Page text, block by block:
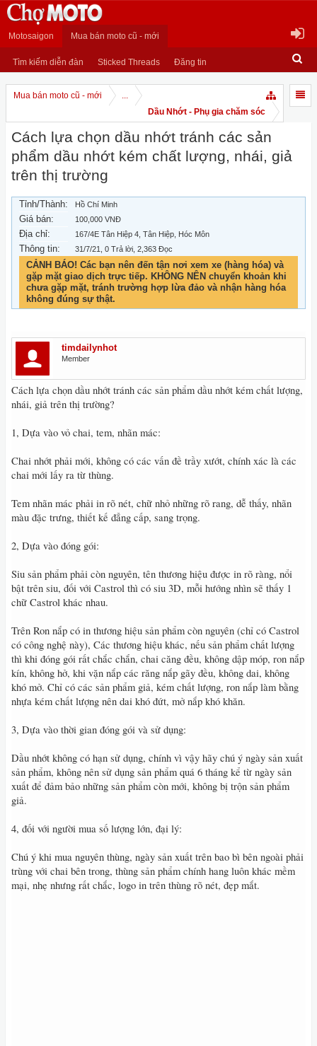
Motosaigon Mua bán moto cũ - mới
Tìm kiếm diễn đàn Sticked Threads Đăng tin
Mua bán moto cũ - mới
...
Dầu Nhớt - Phụ gia chăm sóc
Cách lựa chọn dầu nhớt tránh các sản
phẩm dầu nhớt kém chất lượng, nhái, giả
trên thị trường
Tỉnh/Thành: Hồ Chí Minh
Giá bán: 100,000 VNĐ
Địa chỉ: 167/4E Tân Hiệp 4, Tân Hiệp, Hóc Môn
Thông tin: 31/7/21 , 0 Trả lời, 2,363 Đọc
CẢNH BÁO! Các bạn nên đến tận nơi xem xe (hàng hóa) và
gặp mặt giao dịch trực tiếp. KHÔNG NÊN chuyển khoản khi
chưa gặp mặt, tránh trường hợp lừa đảo và nhận hàng hóa
không đúng sự thật.
timdailynhot
Member
Cách lựa chọn dầu nhớt tránh các sản phẩm dầu nhớt kém chất lượng,
nhái, giả trên thị trường?
1, Dựa vào vỏ chai, tem, nhãn mác:
Chai nhớt phải mới, không có các vấn đề trầy xướt, chính xác là các
chai mới lấy ra từ thùng.
Tem nhãn mác phải in rõ nét, chữ nhỏ những rõ rang, dễ thấy, nhãn
màu đặc trưng, thiết kế đẳng cấp, sang trọng.
2, Dựa vào đóng gói:
Siu sản phẩm phải còn nguyên, tên thương hiệu được in rõ ràng, nổi
bật trên siu, đối với Castrol thì có siu 3D, mỗi hướng nhìn sẽ thấy 1
chữ Castrol khác nhau.
Trên Ron nắp có in thương hiệu sản phẩm còn nguyên (chỉ có Castrol
có công nghệ này), Các thương hiệu khác, nếu sản phẩm chất lượng
thì khi đóng gói rất chắc chắn, chai căng đều, không dập móp, ron nắp
kín, không hở, khi vặn nắp các răng nắp gãy đều, không dai, không
khó mở. Chỉ có các sản phẩm giả, kém chất lượng, ron nắp làm bằng
nhựa kém chất lượng nên dai khó đứt, mở nắp khó khăn.
3, Dựa vào thời gian đóng gói và sử dụng:
Dầu nhớt không có hạn sử dụng, chính vì vậy hãy chú ý ngày sản xuất
sản phẩm, không nên sử dụng sản phẩm quá 6 tháng kể từ ngày sản
xuất để đảm bảo những sản phẩm còn mới, không bị trộn sản phẩm
giả.
4, đối với người mua số lượng lớn, đại lý:
Chú ý khi mua nguyên thùng, ngày sản xuất trên bao bì bên ngoài phải
trùng với chai bên trong, thùng sản phẩm chính hang luôn khác mềm
mại, nhẹ nhưng rất chắc, logo in trên thùng rõ nét, đẹp mắt.